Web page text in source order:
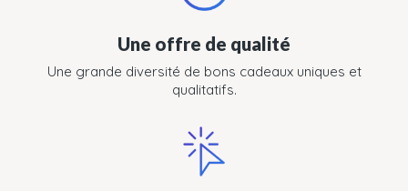
Une offre de qualité
Une grande diversité de bons cadeaux uniques et
qualitatifs.